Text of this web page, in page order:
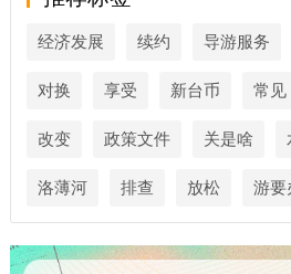
经济发展 续约 导游服务
对换 享受 新台币 常见
改变 政策文件 关是啥
洛薄河 排查 放松 游要